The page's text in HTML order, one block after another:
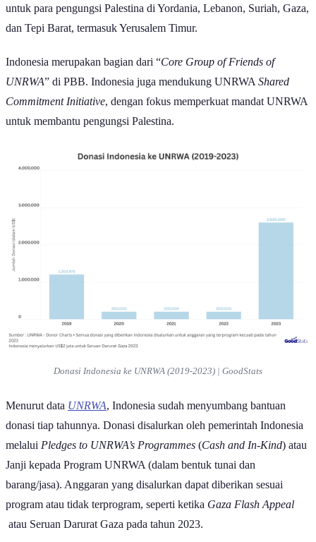
untuk para pengungsi Palestina di Yordania, Lebanon, Suriah, Gaza,
dan Tepi Barat, termasuk Yerusalem Timur.
Indonesia merupakan bagian dari “Core Group of Friends of
UNRWA” di PBB. Indonesia juga mendukung UNRWA Shared
Commitment Initiative, dengan fokus memperkuat mandat UNRWA
untuk membantu pengungsi Palestina. ​​​
Donasi Indonesia ke UNRWA (2019-2023) | GoodStats
Menurut data UNRWA, Indonesia sudah menyumbang bantuan
donasi tiap tahunnya. Donasi disalurkan oleh pemerintah Indonesia
melalui Pledges to UNRWA’s Programmes (Cash and In-Kind) atau
Janji kepada Program UNRWA (dalam bentuk tunai dan
barang/jasa). Anggaran yang disalurkan dapat diberikan sesuai
program atau tidak terprogram, seperti ketika Gaza Flash Appeal
atau Seruan Darurat Gaza pada tahun 2023.